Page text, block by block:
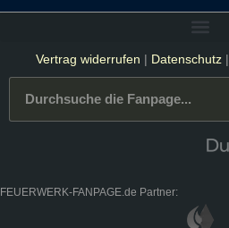
Vertrag widerrufen | Datenschutz|
FEUERWERK-FANPAGE.de Partner: